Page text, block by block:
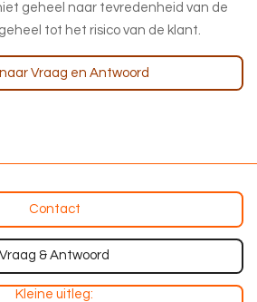
geheel naar tevredenheid van de
tot het risico van de klant.
Vraag en Antwoord
Contact
Vraag & Antwoord
Kleine uitleg: